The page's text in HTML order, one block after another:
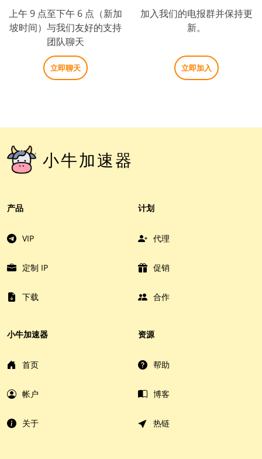
上午 9 点至下午 6 点（新加
坡时间）与我们友好的支持
团队聊天
立即聊天
加入我们的电报群并保持更
新。
立即加入
小牛加速器
产品
VIP
定制 IP
下载
小牛加速器
首页
帐户
关于
计划
代理
促销
合作
资源
帮助
博客
热链